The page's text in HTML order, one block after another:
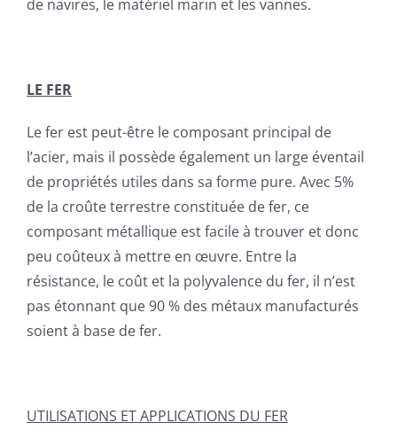
de navires, le matériel marin et les vannes.
LE FER
Le fer est peut-être le composant principal de
l’acier, mais il possède également un large éventail
de propriétés utiles dans sa forme pure. Avec 5%
de la croûte terrestre constituée de fer, ce
composant métallique est facile à trouver et donc
peu coûteux à mettre en œuvre. Entre la
résistance, le coût et la polyvalence du fer, il n’est
pas étonnant que 90 % des métaux manufacturés
soient à base de fer.
UTILISATIONS ET APPLICATIONS DU FER